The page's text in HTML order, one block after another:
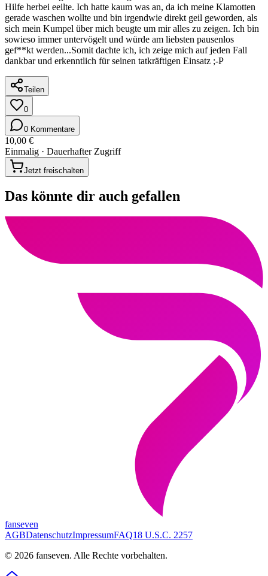
Hilfe herbei eeilte. Ich hatte kaum was an, da ich meine Klamotten
gerade waschen wollte und bin irgendwie direkt geil geworden, als
sich mein Kumpel über mich beugte um mir alles zu zeigen. Ich bin
sowieso immer untervögelt und würde am liebsten pausenlos
gef**kt werden...Somit dachte ich, ich zeige mich auf jeden Fall
dankbar und erkenntlich für seinen tatkräftigen Einsatz ;-P
Teilen
0
0 Kommentare
10,00 €
Einmalig · Dauerhafter Zugriff
Jetzt freischalten
Das könnte dir auch gefallen
fanseven
AGBDatenschutzImpressumFAQ18 U.S.C. 2257
© 2026 fanseven. Alle Rechte vorbehalten.